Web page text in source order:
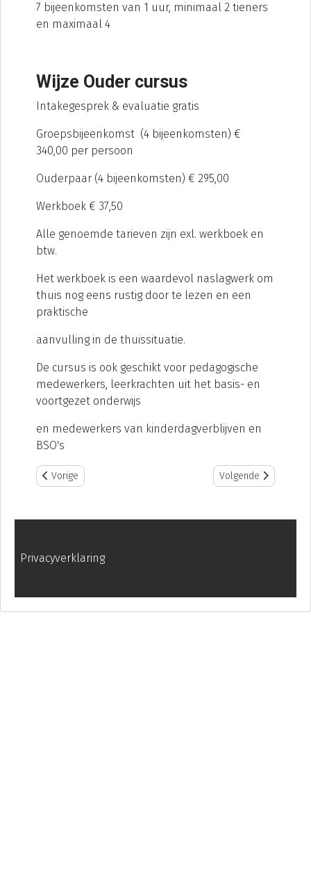
7 bijeenkomsten van 1 uur, minimaal 2 tieners
en maximaal 4
Wijze Ouder cursus
Intakegesprek & evaluatie gratis
Groepsbijeenkomst (4 bijeenkomsten) €
340,00 per persoon
Ouderpaar (4 bijeenkomsten) € 295,00
Werkboek € 37,50
Alle genoemde tarieven zijn exl. werkboek en
btw.
Het werkboek is een waardevol naslagwerk om
thuis nog eens rustig door te lezen en een
praktische
aanvulling in de thuissituatie.
De cursus is ook geschikt voor pedagogische
medewerkers, leerkrachten uit het basis- en
voortgezet onderwijs
en medewerkers van kinderdagverblijven en
BSO's
Vorig artikel: Kindercoach Anita Verriet
Vorige Volgende artikel:
Volgende
Privacyverklaring